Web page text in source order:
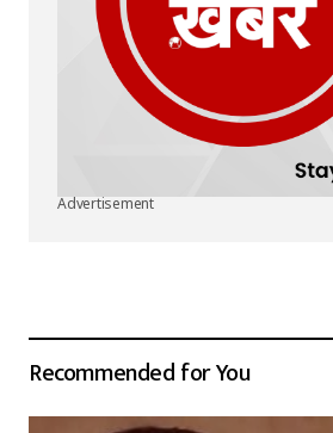
Advertisement
Recommended for You